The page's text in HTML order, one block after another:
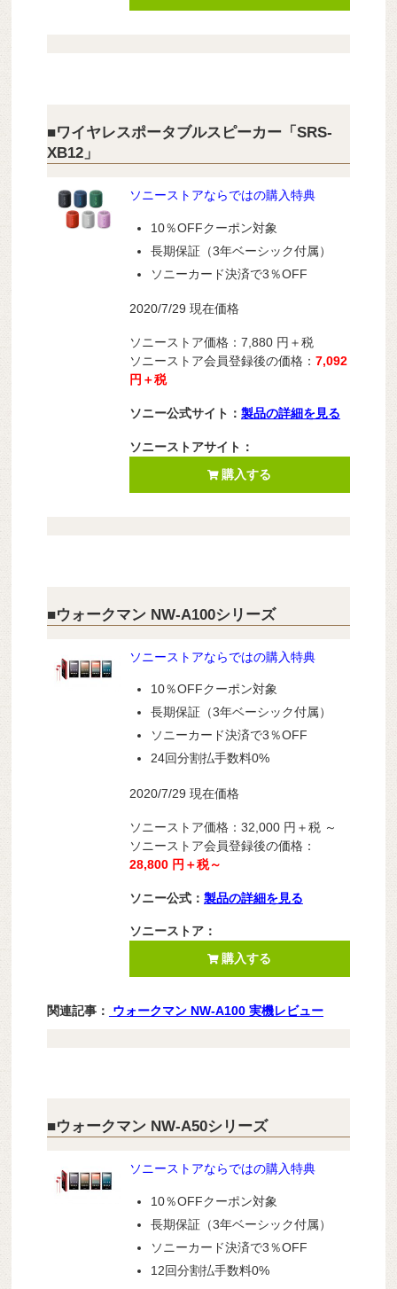
■ワイヤレスポータブルスピーカー「SRS-
XB12」
ソニーストアならではの購入特典
10％OFFクーポン対象
長期保証（3年ベーシック付属）
ソニーカード決済で3％OFF
2020/7/29 現在価格
ソニーストア価格：7,880 円＋税
ソニーストア会員登録後の価格： 7,092
円＋税
ソニー公式サイト： 製品の詳細を見る
ソニーストアサイト：
購入する
■ウォークマン NW-A100シリーズ
ソニーストアならではの購入特典
10％OFFクーポン対象
長期保証（3年ベーシック付属）
ソニーカード決済で3％OFF
24回分割払手数料0%
2020/7/29 現在価格
ソニーストア価格：32,000 円＋税 ～
ソニーストア会員登録後の価格：
28,800 円＋税～
ソニー公式： 製品の詳細を見る
ソニーストア：
購入する
関連記事： ウォークマン NW-A100 実機レビュー
■ウォークマン NW-A50シリーズ
ソニーストアならではの購入特典
10％OFFクーポン対象
長期保証（3年ベーシック付属）
ソニーカード決済で3％OFF
12回分割払手数料0%